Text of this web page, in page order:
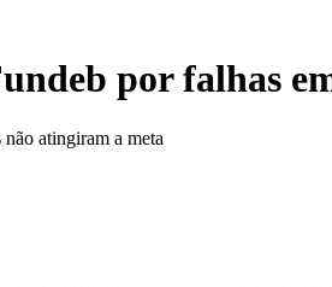
por falhas
atingiram a meta